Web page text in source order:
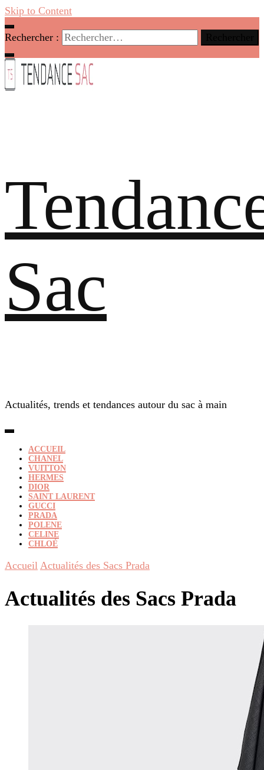
Skip to Content
Rechercher :
Sac
Actualités, trends et tendances autour du sac à main
ACCUEIL
CHANEL
VUITTON
HERMES
DIOR
SAINT LAURENT
GUCCI
PRADA
POLENE
CELINE
CHLOÉ
Accueil Actualités des Sacs Prada
Actualités des Sacs Prada